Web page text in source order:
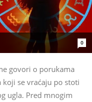
0
govori o porukama
se vraćaju po stoti
ugla. Pred mnogim